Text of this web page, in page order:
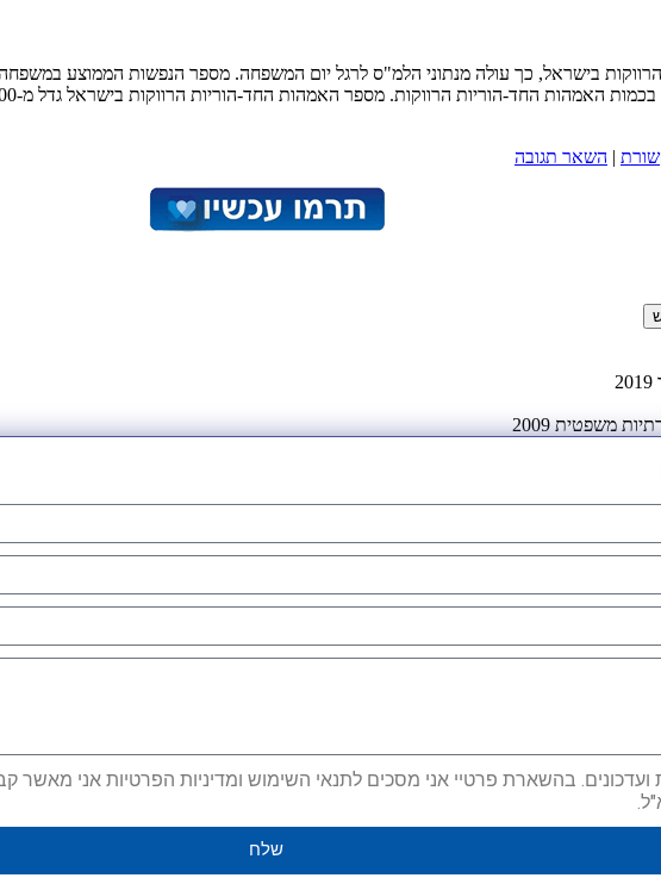
הרווקות. מספר האמהות החד-הוריות הרווקות בישראל גדל מ-8,400 בשנת 2000 ליותר מ-15 אלף בשנת 2009, […]
| השאר תגובה
בהשארת פרטיי אני מסכים לתנאי השימוש ומדיניות הפרטיות אני מאשר
שלח